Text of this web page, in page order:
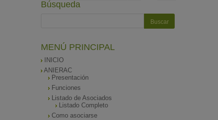
Búsqueda
MENÚ PRINCIPAL
INICIO
ANIERAC
Presentación
Funciones
Listado de Asociados
Listado Completo
Como asociarse